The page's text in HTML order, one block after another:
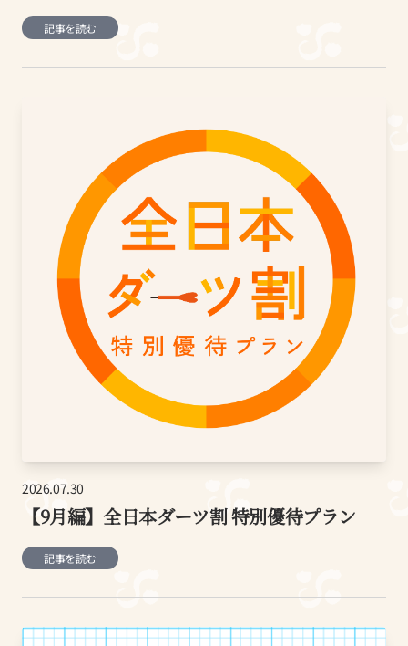
記事を読む
2026.07.30
【9月編】全日本ダーツ割 特別優待プラン
記事を読む